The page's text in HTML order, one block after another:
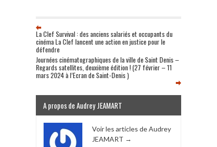
La Clef Survival : des anciens salariés et occupants du
cinéma La Clef lancent une action en justice pour le
défendre
Journées cinématographiques de la ville de Saint Denis –
Regards satellites, deuxième édition ! (27 février – 11
mars 2024 à l’Ecran de Saint-Denis )
A propos de Audrey JEAMART
Voir les articles de Audrey
JEAMART →